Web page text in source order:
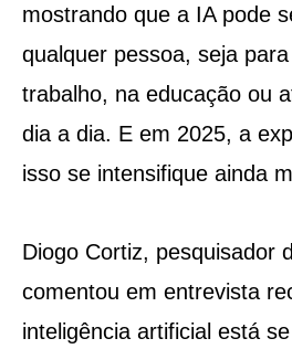
mostrando que a IA pode
qualquer pessoa, seja
trabalho, na educação ou
dia a dia. E em 2025, a
isso se intensifique ainda
Diogo Cortiz, pesquisador
comentou em entrevista
inteligência artificial está